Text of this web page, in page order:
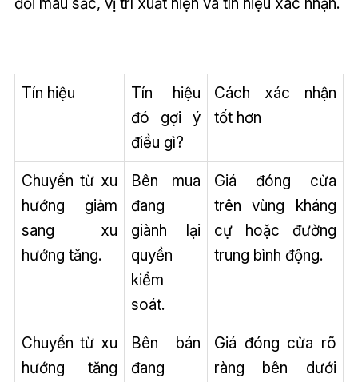
Tín hiệu
Tín hiệu
đó gợi ý
điều gì?
Cách xác nhận
tốt hơn
Chuyển từ xu
hướng giảm
sang xu
hướng tăng.
Bên mua
đang
giành lại
quyền
kiểm
soát.
Giá đóng cửa
trên vùng kháng
cự hoặc đường
trung bình động.
Chuyển từ xu
hướng tăng
Bên bán
đang
Giá đóng cửa rõ
ràng bên dưới